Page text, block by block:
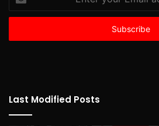
your
Email
Last Modified Posts